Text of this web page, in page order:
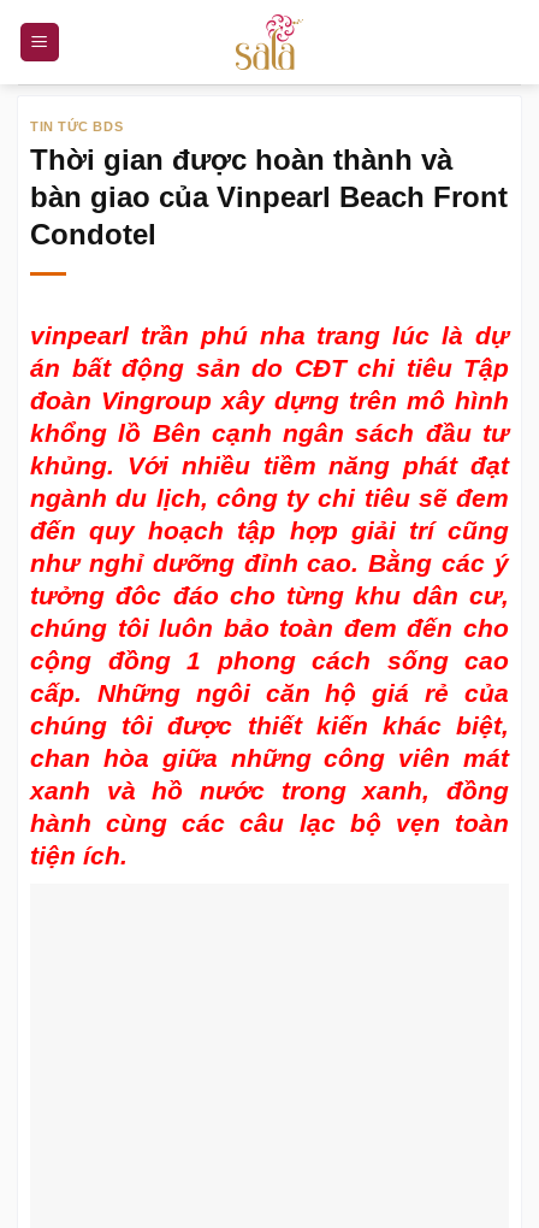
nội
TIN TỨC BDS
Thời gian được hoàn thành và
bàn giao của Vinpearl Beach Front
Condotel
vinpearl trần phú nha trang lúc là dự
án bất động sản do CĐT chi tiêu Tập
đoàn Vingroup xây dựng trên mô hình
khổng lồ Bên cạnh ngân sách đầu tư
khủng. Với nhiều tiềm năng phát đạt
ngành du lịch, công ty chi tiêu sẽ đem
đến quy hoạch tập hợp giải trí cũng
như nghỉ dưỡng đỉnh cao. Bằng các ý
tưởng đôc đáo cho từng khu dân cư,
chúng tôi luôn bảo toàn đem đến cho
cộng đồng 1 phong cách sống cao
cấp. Những ngôi căn hộ giá rẻ của
chúng tôi được thiết kiến khác biệt,
chan hòa giữa những công viên mát
xanh và hồ nước trong xanh, đồng
hành cùng các câu lạc bộ vẹn toàn
tiện ích.